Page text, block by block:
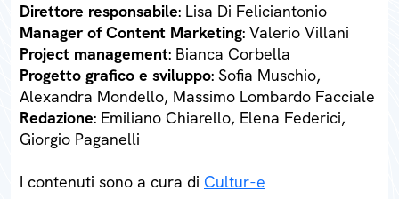
Direttore responsabile: Lisa Di Feliciantonio
Manager of Content Marketing: Valerio Villani
Project management: Bianca Corbella
Progetto grafico e sviluppo: Sofia Muschio,
Alexandra Mondello, Massimo Lombardo Facciale
Redazione: Emiliano Chiarello, Elena Federici,
Giorgio Paganelli
I contenuti sono a cura di Cultur-e